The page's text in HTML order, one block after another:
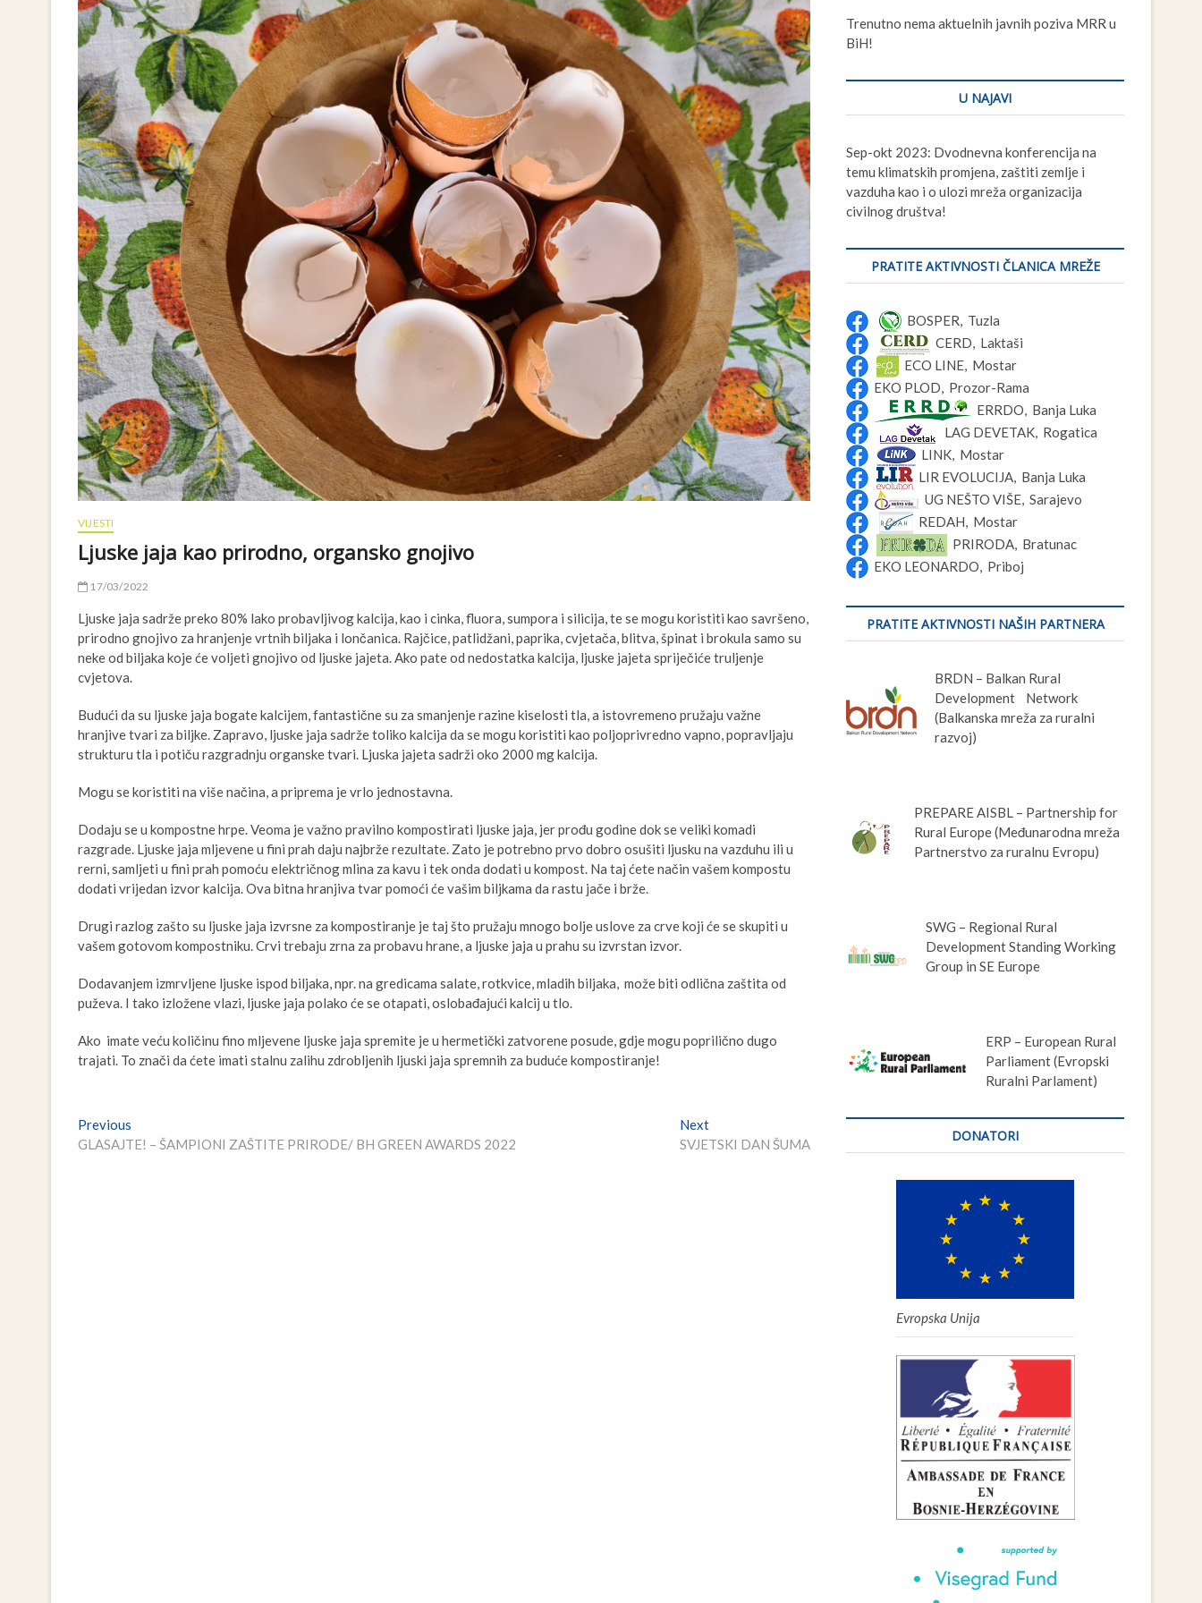
t
VIJESTI
Ljuske jaja kao prirodno, organsko gnojivo
17/03/2022
Ljuske jaja sadrže preko 80% lako probavljivog kalcija, kao i cinka, fluora, sumpora i silicija, te se mogu koristiti kao savršeno,
prirodno gnojivo za hranjenje vrtnih biljaka i lončanica. Rajčice, patlidžani, paprika, cvjetača, blitva, špinat i brokula samo su
neke od biljaka koje će voljeti gnojivo od ljuske jajeta. Ako pate od nedostatka kalcija, ljuske jajeta spriječiće truljenje
cvjetova.
Budući da su ljuske jaja bogate kalcijem, fantastične su za smanjenje razine kiselosti tla, a istovremeno pružaju važne
hranjive tvari za biljke. Zapravo, ljuske jaja sadrže toliko kalcija da se mogu koristiti kao poljoprivredno vapno, popravljaju
strukturu tla i potiču razgradnju organske tvari. Ljuska jajeta sadrži oko 2000 mg kalcija.
Mogu se koristiti na više načina, a priprema je vrlo jednostavna.
Dodaju se u kompostne hrpe. Veoma je važno pravilno kompostirati ljuske jaja, jer prođu godine dok se veliki komadi
razgrade. Ljuske jaja mljevene u fini prah daju najbrže rezultate. Zato je potrebno prvo dobro osušiti ljusku na vazduhu ili u
rerni, samljeti u fini prah pomoću električnog mlina za kavu i tek onda dodati u kompost. Na taj ćete način vašem kompostu
dodati vrijedan izvor kalcija. Ova bitna hranjiva tvar pomoći će vašim biljkama da rastu jače i brže.
Drugi razlog zašto su ljuske jaja izvrsne za kompostiranje je taj što pružaju mnogo bolje uslove za crve koji će se skupiti u
vašem gotovom kompostniku. Crvi trebaju zrna za probavu hrane, a ljuske jaja u prahu su izvrstan izvor.
Dodavanjem izmrvljene ljuske ispod biljaka, npr. na gredicama salate, rotkvice, mladih biljaka, može biti odlična zaštita od
puževa. I tako izložene vlazi, ljuske jaja polako će se otapati, oslobađajući kalcij u tlo.
Ako imate veću količinu fino mljevene ljuske jaja spremite je u hermetički zatvorene posude, gdje mogu poprilično dugo
trajati. To znači da ćete imati stalnu zalihu zdrobljenih ljuski jaja spremnih za buduće kompostiranje!
Navigacija
članaka
Previous
post:
GLASAJTE! – ŠAMPIONI ZAŠTITE PRIRODE/ BH GREEN AWARDS 2022
NextNext
post:
SVJETSKI DAN ŠUMA
Trenutno nema aktuelnih javnih poziva MRR u
BiH!
U NAJAVI
Sep-okt 2023: Dvodnevna konferencija na
temu klimatskih promjena, zaštiti zemlje i
vazduha kao i o ulozi mreža organizacija
civilnog društva!
PRATITE AKTIVNOSTI ČLANICA MREŽE
BOSPER, Tuzla
CERD, Laktaši
ECO LINE, Mostar
EKO PLOD, Prozor-Rama
ERRDO, Banja Luka
LAG DEVETAK, Rogatica
LINK, Mostar
LIR EVOLUCIJA, Banja Luka
UG NEŠTO VIŠE, Sarajevo
REDAH, Mostar
PRIRODA, Bratunac
EKO LEONARDO, Priboj
PRATITE AKTIVNOSTI NAŠIH PARTNERA
BRDN – Balkan Rural
Development Network
(Balkanska mreža za ruralni
razvoj)
PREPARE AISBL – Partnership for
Rural Europe (Međunarodna mreža
Partnerstvo za ruralnu Evropu)
SWG – Regional Rural
Development Standing Working
Group in SE Europe
ERP – European Rural
Parliament (Evropski
Ruralni Parlament)
DONATORI
Evropska Unija